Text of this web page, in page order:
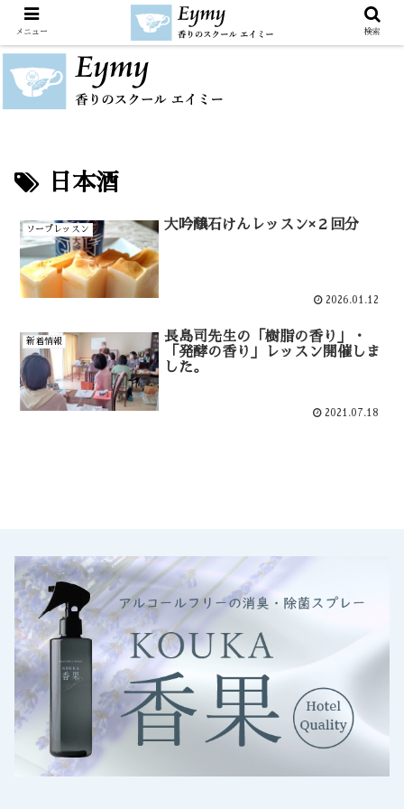
日本酒
ソープレッスン 大吟醸石けんレッスン×２回分
2026.01.12
新着情報
長島司先生の「樹脂の香り」・
「発酵の香り」レッスン開催しま
した。
2021.07.18
メニュー 検索